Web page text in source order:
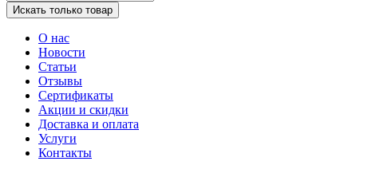
Искать только товар
О нас
Новости
Статьи
Отзывы
Сертификаты
Акции и скидки
Доставка и оплата
Услуги
Контакты